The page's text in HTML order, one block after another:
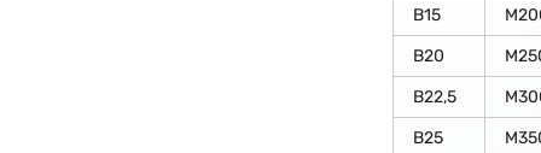
В15
В20
В22,5
В25